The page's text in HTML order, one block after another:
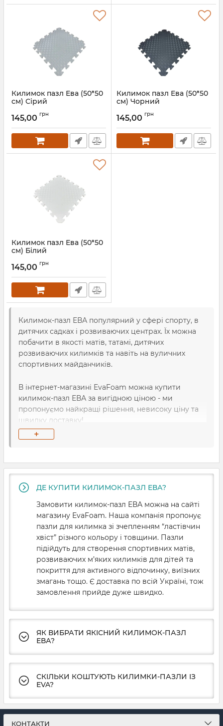
Килимок пазл Ева (50*50
см) Сірий
145,00 грн
Килимок пазл Ева (50*50
см) Чорний
145,00 грн
Килимок пазл Ева (50*50
см) Білий
145,00 грн
Килимок-пазл ЕВА популярний у сфері спорту, в
дитячих садках і розвиваючих центрах. Їх можна
побачити в якості матів, татамі, дитячих
розвиваючих килимків та навіть на вуличних
спортивних майданчиків.
В інтернет-магазині EvaFoam можна купити
килимок-пазл ЕВА за вигідною ціною - ми
пропонуємо найкращі рішення, невисоку ціну та
швидку доставку!
Основні характеристики килимків-
Покриття складається з окремих квадратних
«хвіст ластівки». Ці модулі можна комбінувати в
різній кількості та різній кольоровій
послідовності. Товщина кожного пазла становить
12-40 мм. В середньому розмір однієї секції
становить 1 кв. м, тому ви легко зберете потрібну
площу килимка.
Завдяки чудовим амортизуючим якостям,
пружності та зносостійкості килимки-пазли із ЕВА
популярні для облаштування дитячого ігрового
безпечне та яскраве покриття для дитячої кімнати.
секціями різного кольору та з зображеннями
тварин, літер або цифр і зробити яскравий
килимок ще й розвиваючим.
Килимки ЕВА для спортивної зали
Пружність та амортизація ЕВА-килимка від
EvaFoam дозволить безпечно проводити
+
ДЕ КУПИТИ КИЛИМОК-ПАЗЛ ЕВА?
Замовити килимок-пазл ЕВА можна на сайті
магазину EvaFoam. Наша компанія пропонує
пазли для килимка зі зчепленням “ластівчин
хвіст” різного кольору і товщини. Пазли
підійдуть для створення спортивних матів,
розвиваючих м’яких килимків для дітей та
покриття для активного відпочинку, виїзних
змагань тощо. Є доставка по всій Україні, тож
замовлення прийде дуже швидко.
ЯК ВИБРАТИ ЯКІСНИЙ КИЛИМОК-ПАЗЛ
ЕВА?
СКІЛЬКИ КОШТУЮТЬ КИЛИМКИ-ПАЗЛИ ІЗ
EVA?
КОНТАКТИ